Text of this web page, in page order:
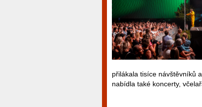
přilákala tisíce návštěvníků
nabídla také koncerty,